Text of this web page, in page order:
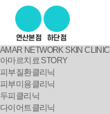
연산본점 하단점
AMAR NETWORK SKIN CLINIC
아마르치료 STORY
피부질환클리닉
피부미용클리닉
두피클리닉
다이어트클리닉